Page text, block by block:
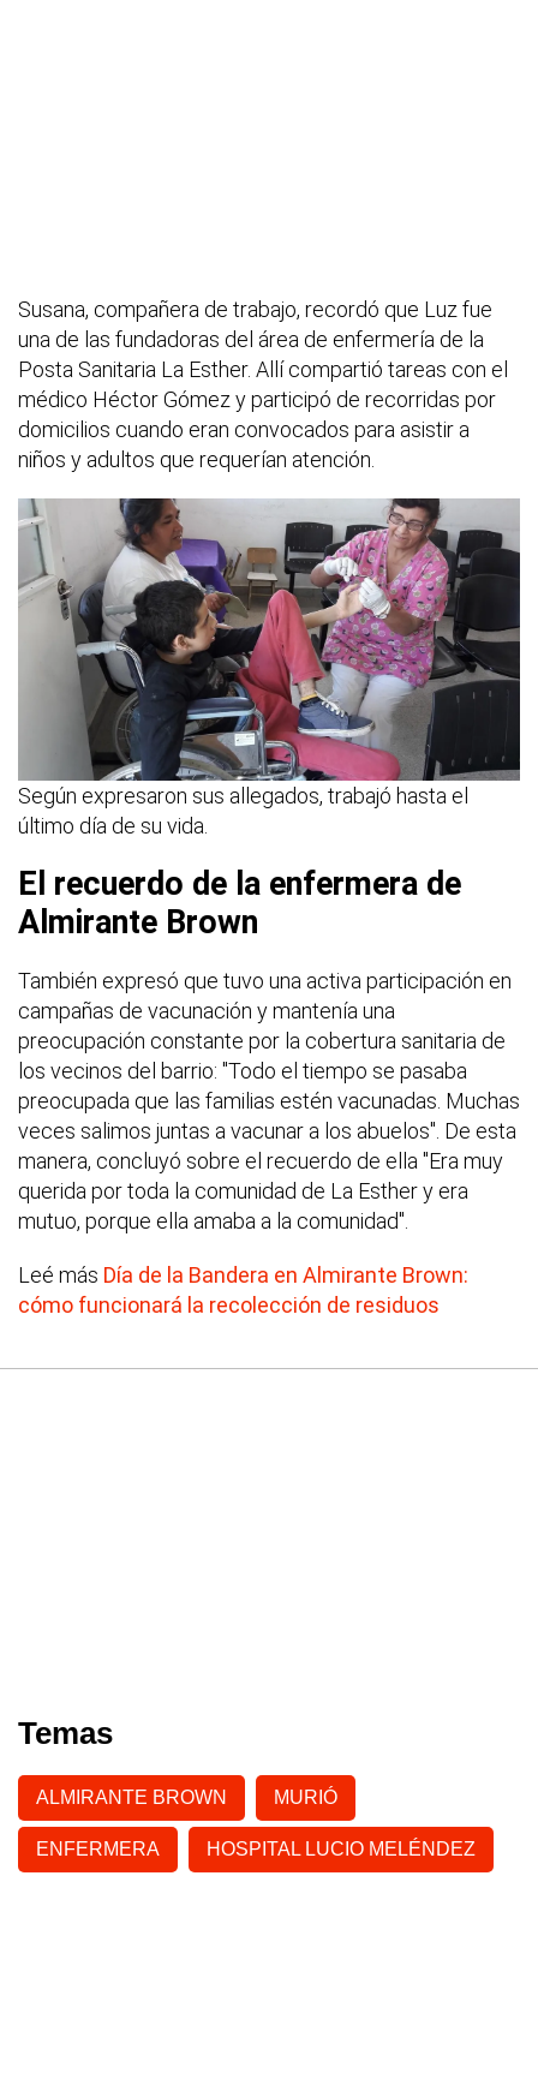
Susana, compañera de trabajo, recordó que Luz fue
una de las fundadoras del área de enfermería de la
Posta Sanitaria La Esther. Allí compartió tareas con el
médico Héctor Gómez y participó de recorridas por
domicilios cuando eran convocados para asistir a
niños y adultos que requerían atención.
Según expresaron sus allegados, trabajó hasta el
último día de su vida.
El recuerdo de la enfermera de
Almirante Brown
También expresó que tuvo una activa participación en
campañas de vacunación y mantenía una
preocupación constante por la cobertura sanitaria de
los vecinos del barrio: "Todo el tiempo se pasaba
preocupada que las familias estén vacunadas. Muchas
veces salimos juntas a vacunar a los abuelos". De esta
manera, concluyó sobre el recuerdo de ella "Era muy
querida por toda la comunidad de La Esther y era
mutuo, porque ella amaba a la comunidad".
Leé más Día de la Bandera en Almirante Brown:
cómo funcionará la recolección de residuos
Temas
ALMIRANTE BROWN MURIÓ
ENFERMERA HOSPITAL LUCIO MELÉNDEZ